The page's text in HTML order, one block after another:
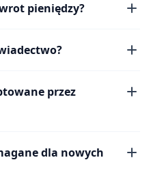
pieniędzy?
przez
dla nowych